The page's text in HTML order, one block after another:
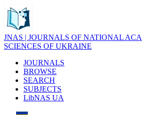
JNAS | JOURNALS OF NATIONAL
SCIENCES OF UKRAINE
JOURNALS
BROWSE
SEARCH
SUBJECTS
LibNAS UA